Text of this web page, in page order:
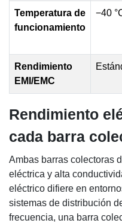
Temperatura de
funcionamiento
−40
Rendimiento
EMI/EMC
Rendimiento
cada barra
Ambas barras colectoras
eléctrica y alta
eléctrico difiere en
sistemas de distribución
frecuencia, una barra